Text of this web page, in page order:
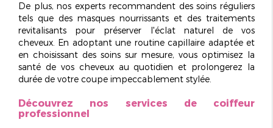
De plus, nos experts recommandent des soins réguliers
tels que des masques nourrissants et des traitements
revitalisants pour préserver l'éclat naturel de vos
cheveux. En adoptant une routine capillaire adaptée et
en choisissant des soins sur mesure, vous optimisez la
santé de vos cheveux au quotidien et prolongerez la
durée de votre coupe impeccablement stylée.
Découvrez nos services de coiffeur
professionnel